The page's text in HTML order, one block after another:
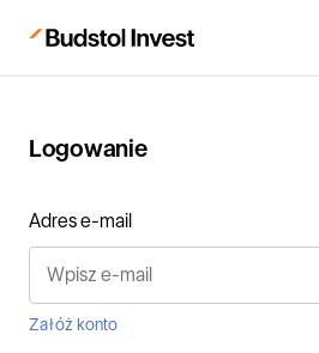
Logowanie
Adres e-mail
Załóż konto